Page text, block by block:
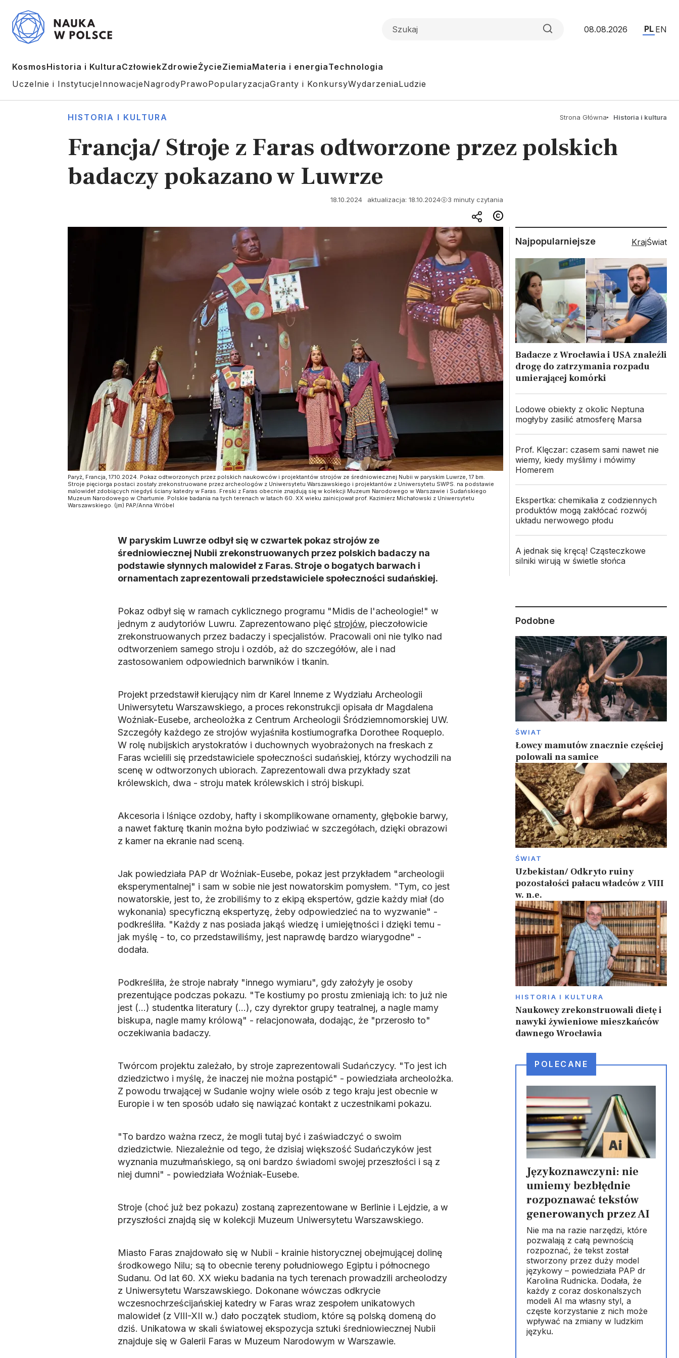
08.08.2026 PL EN
KosmosHistoria i KulturaCzłowiekZdrowieŻycieZiemiaMateria i energiaTechnologia
Uczelnie i InstytucjeInnowacjeNagrodyPrawoPopularyzacjaGranty i KonkursyWydarzeniaLudzie
HISTORIA I KULTURA Strona Główna Historia i kultura
Francja/ Stroje z Faras odtworzone przez polskich
badaczy pokazano w Luwrze
18.10.2024 aktualizacja: 18.10.2024 3 minuty czytania
Paryż, Francja, 17.10.2024. Pokaz odtworzonych przez polskich naukowców i projektantów strojów ze średniowiecznej Nubii w paryskim Luwrze, 17 bm.
Stroje pięciorga postaci zostały zrekonstruowane przez archeologów z Uniwersytetu Warszawskiego i projektantów z Uniwersytetu SWPS. na podstawie
malowideł zdobiących niegdyś ściany katedry w Faras. Freski z Faras obecnie znajdują się w kolekcji Muzeum Narodowego w Warszawie i Sudańskiego
Muzeum Narodowego w Chartumie. Polskie badania na tych terenach w latach 60. XX wieku zainicjował prof. Kazimierz Michałowski z Uniwersytetu
Warszawskiego. (jm) PAP/Anna Wróbel
W paryskim Luwrze odbył się w czwartek pokaz strojów ze
średniowiecznej Nubii zrekonstruowanych przez polskich badaczy na
podstawie słynnych malowideł z Faras. Stroje o bogatych barwach i
ornamentach zaprezentowali przedstawiciele społeczności sudańskiej.
Pokaz odbył się w ramach cyklicznego programu "Midis de l'acheologie!" w
jednym z audytoriów Luwru. Zaprezentowano pięć strojów, pieczołowicie
zrekonstruowanych przez badaczy i specjalistów. Pracowali oni nie tylko nad
odtworzeniem samego stroju i ozdób, aż do szczegółów, ale i nad
zastosowaniem odpowiednich barwników i tkanin.
Projekt przedstawił kierujący nim dr Karel Inneme z Wydziału Archeologii
Uniwersytetu Warszawskiego, a proces rekonstrukcji opisała dr Magdalena
Woźniak-Eusebe, archeolożka z Centrum Archeologii Śródziemnomorskiej UW.
Szczegóły każdego ze strojów wyjaśniła kostiumografka Dorothee Roqueplo.
W rolę nubijskich arystokratów i duchownych wyobrażonych na freskach z
Faras wcielili się przedstawiciele społeczności sudańskiej, którzy wychodzili na
scenę w odtworzonych ubiorach. Zaprezentowali dwa przykłady szat
królewskich, dwa - stroju matek królewskich i strój biskupi.
Akcesoria i lśniące ozdoby, hafty i skomplikowane ornamenty, głębokie barwy,
a nawet fakturę tkanin można było podziwiać w szczegółach, dzięki obrazowi
z kamer na ekranie nad sceną.
Jak powiedziała PAP dr Woźniak-Eusebe, pokaz jest przykładem "archeologii
eksperymentalnej" i sam w sobie nie jest nowatorskim pomysłem. "Tym, co jest
nowatorskie, jest to, że zrobiliśmy to z ekipą ekspertów, gdzie każdy miał (do
wykonania) specyficzną ekspertyzę, żeby odpowiedzieć na to wyzwanie" -
podkreśliła. "Każdy z nas posiada jakąś wiedzę i umiejętności i dzięki temu -
jak myślę - to, co przedstawiliśmy, jest naprawdę bardzo wiarygodne" -
dodała.
Podkreśliła, że stroje nabrały "innego wymiaru", gdy założyły je osoby
prezentujące podczas pokazu. "Te kostiumy po prostu zmieniają ich: to już nie
jest (...) studentka literatury (...), czy dyrektor grupy teatralnej, a nagle mamy
biskupa, nagle mamy królową" - relacjonowała, dodając, że "przerosło to"
oczekiwania badaczy.
Twórcom projektu zależało, by stroje zaprezentowali Sudańczycy. "To jest ich
dziedzictwo i myślę, że inaczej nie można postąpić" - powiedziała archeolożka.
Z powodu trwającej w Sudanie wojny wiele osób z tego kraju jest obecnie w
Europie i w ten sposób udało się nawiązać kontakt z uczestnikami pokazu.
"To bardzo ważna rzecz, że mogli tutaj być i zaświadczyć o swoim
dziedzictwie. Niezależnie od tego, że dzisiaj większość Sudańczyków jest
wyznania muzułmańskiego, są oni bardzo świadomi swojej przeszłości i są z
niej dumni" - powiedziała Woźniak-Eusebe.
Stroje (choć już bez pokazu) zostaną zaprezentowane w Berlinie i Lejdzie, a w
przyszłości znajdą się w kolekcji Muzeum Uniwersytetu Warszawskiego.
Miasto Faras znajdowało się w Nubii - krainie historycznej obejmującej dolinę
środkowego Nilu; są to obecnie tereny południowego Egiptu i północnego
Sudanu. Od lat 60. XX wieku badania na tych terenach prowadzili archeolodzy
z Uniwersytetu Warszawskiego. Dokonane wówczas odkrycie
wczesnochrześcijańskiej katedry w Faras wraz zespołem unikatowych
malowideł (z VIII-XII w.) dało początek studiom, które są polską domeną do
dziś. Unikatowa w skali światowej ekspozycja sztuki średniowiecznej Nubii
znajduje się w Galerii Faras w Muzeum Narodowym w Warszawie.
Najpopularniejsze KrajŚwiat
Badacze z Wrocławia i USA znaleźli
drogę do zatrzymania rozpadu
umierającej komórki
Lodowe obiekty z okolic Neptuna
mogłyby zasilić atmosferę Marsa
Prof. Klęczar: czasem sami nawet nie
wiemy, kiedy myślimy i mówimy
Homerem
Ekspertka: chemikalia z codziennych
produktów mogą zakłócać rozwój
układu nerwowego płodu
A jednak się kręcą! Cząsteczkowe
silniki wirują w świetle słońca
Podobne
ŚWIAT
Łowcy mamutów znacznie częściej
polowali na samice
ŚWIAT
Uzbekistan/ Odkryto ruiny
pozostałości pałacu władców z VIII
w. n.e.
HISTORIA I KULTURA
Naukowcy zrekonstruowali dietę i
nawyki żywieniowe mieszkańców
dawnego Wrocławia
POLECANE
Językoznawczyni: nie
umiemy bezbłędnie
rozpoznawać tekstów
generowanych przez AI
Nie ma na razie narzędzi, które
pozwalają z całą pewnością
rozpoznać, że tekst został
stworzony przez duży model
językowy – powiedziała PAP dr
Karolina Rudnicka. Dodała, że
każdy z coraz doskonalszych
modeli AI ma własny styl, a
częste korzystanie z nich może
wpływać na zmiany w ludzkim
języku.